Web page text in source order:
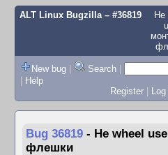
ALT Linux Bugzilla– #36819
Не
New bug | Search |
| Help
Register |
Bug 36819 - Не wheel
флешки